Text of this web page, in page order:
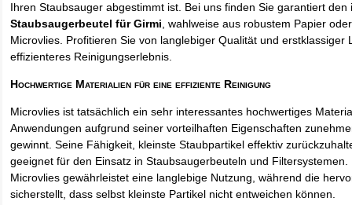
Ihren Staubsauger abgestimmt ist. Bei uns finden Sie garantiert den
Staubsaugerbeutel für Girmi, wahlweise aus robustem Papier
Microvlies. Profitieren Sie von langlebiger Qualität und erstklassiger
effizienteres Reinigungserlebnis.
Hochwertige Materialien für eine effiziente Reinigung
Microvlies ist tatsächlich ein sehr interessantes hochwertiges
Anwendungen aufgrund seiner vorteilhaften Eigenschaften
gewinnt. Seine Fähigkeit, kleinste Staubpartikel effektiv
geeignet für den Einsatz in Staubsaugerbeuteln und
Microvlies gewährleistet eine langlebige Nutzung, während die
sicherstellt, dass selbst kleinste Partikel nicht entweichen können.